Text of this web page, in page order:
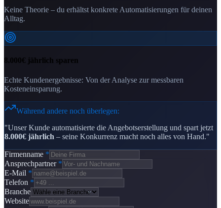
Keine Theorie – du erhältst konkrete Automatisierungen für deinen
Alltag.
8.000€ jährlich sparen
Echte Kundenergebnisse: Von der Analyse zur messbaren
Kosteneinsparung.
Während andere noch überlegen:
"Unser Kunde automatisierte die Angebotserstellung und spart jetzt
8.000€ jährlich – seine Konkurrenz macht noch alles von Hand."
Firmenname *
Ansprechpartner *
E-Mail *
Telefon *
Branche
Website